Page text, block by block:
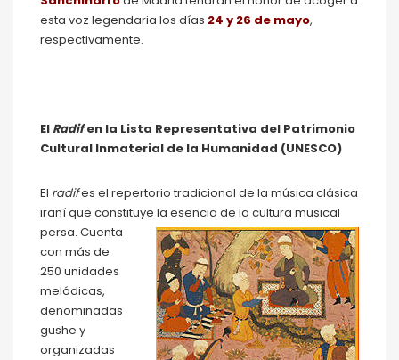
esta voz legendaria los días 24 y 26 de mayo,
respectivamente.
El Radif en la Lista Representativa del Patrimonio
Cultural Inmaterial de la Humanidad (UNESCO)
El radifes el repertorio tradicional de la música clásica
iraní que constituye la esencia de la cultura musical
persa. Cuenta
con más de
250 unidades
melódicas,
denominadas
gushe y
organizadas